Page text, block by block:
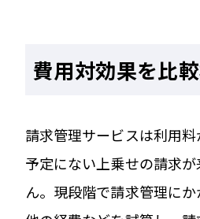
費用対効果を比
請求管理サービスは利用料
予定にない上乗せの請求
ん。現段階で請求管理に